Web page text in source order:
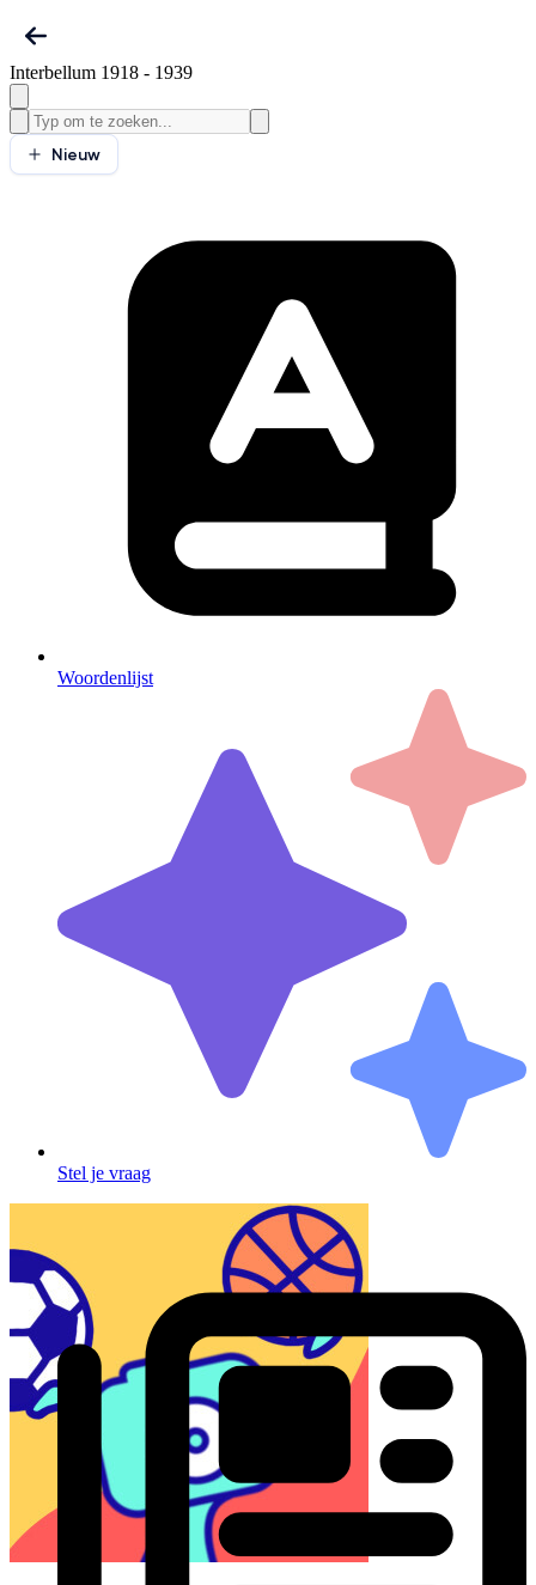
Interbellum 1918 - 1939
Nieuw
Woordenlijst
Stel je vraag